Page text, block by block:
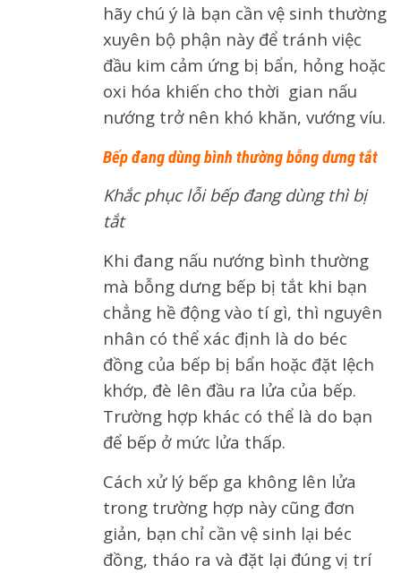
hãy chú ý là bạn cần vệ sinh thường
xuyên bộ phận này để tránh việc
đầu kim cảm ứng bị bẩn, hỏng hoặc
oxi hóa khiến cho thời gian nấu
nướng trở nên khó khăn, vướng víu.
Bếp đang dùng bình thường bỗng dưng tắt
Khắc phục lỗi bếp đang dùng thì bị
tắt
Khi đang nấu nướng bình thường
mà bỗng dưng bếp bị tắt khi bạn
chẳng hề động vào tí gì, thì nguyên
nhân có thể xác định là do béc
đồng của bếp bị bẩn hoặc đặt lệch
khớp, đè lên đầu ra lửa của bếp.
Trường hợp khác có thể là do bạn
để bếp ở mức lửa thấp.
Cách xử lý bếp ga không lên lửa
trong trường hợp này cũng đơn
giản, bạn chỉ cần vệ sinh lại béc
đồng, tháo ra và đặt lại đúng vị trí